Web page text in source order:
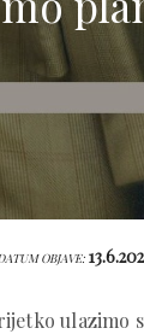
OBJAVE:
ulazimo